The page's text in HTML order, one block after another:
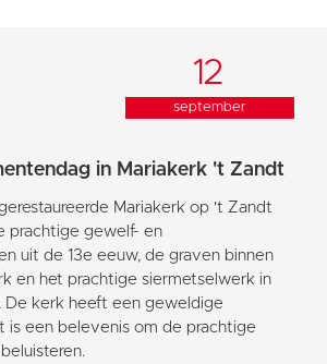
12
september
in Mariakerk 't Zandt
Mariakerk op 't Zandt
prachtige gewelf- en
uit de 13e eeuw, de graven binnen
en het prachtige siermetselwerk in
De kerk heeft een geweldige
is een belevenis om de prachtige